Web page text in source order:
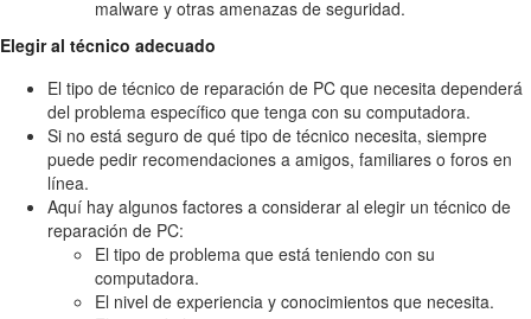
malware y otras amenazas de seguridad.
Elegir al técnico adecuado
El tipo de técnico de reparación de PC que necesita dependerá
del problema específico que tenga con su computadora.
Si no está seguro de qué tipo de técnico necesita, siempre
puede pedir recomendaciones a amigos, familiares o foros en
línea.
Aquí hay algunos factores a considerar al elegir un técnico de
reparación de PC:
El tipo de problema que está teniendo con su
computadora.
El nivel de experiencia y conocimientos que necesita.